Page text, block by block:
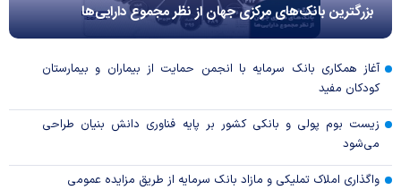
بزرگترین بانک‌های مرکزی جهان از نظر مجموع دارایی‌ها
آغاز همکاری بانک سرمایه با انجمن حمایت از بیماران و بیمارستان
کودکان مفید
زیست بوم پولی و بانکی کشور بر پایه فناوری دانش بنیان طراحی
می‌شود
واگذاری املاک تملیکی و مازاد بانک سرمایه از طریق مزایده عمومی